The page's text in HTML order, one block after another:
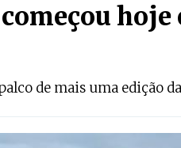
hoje
de mais uma edição